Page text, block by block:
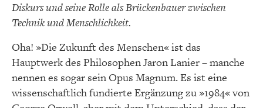
Diskurs und seine Rolle als Brückenbauer zwischen
Technik und Menschlichkeit.
Oha! »Die Zukunft des Menschen« ist das
Hauptwerk des Philosophen Jaron Lanier – manche
nennen es sogar sein Opus Magnum. Es ist eine
wissenschaftlich fundierte Ergänzung zu »1984« von